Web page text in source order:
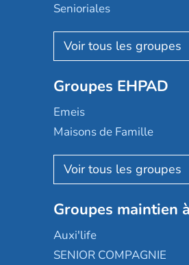
Senioriales
Nohée
Les Résidentiels
Mobicap
Domusvi
Happy Senior
Aquarelia
Nexity edenea
Les jardins d'Arcadie
Occitalia
Appartseniors
Groupes EHPAD
Emeis
Maisons de Famille
Korian
Emera
Groupe SOS
Le Noble Âge
Almage
Groupes maintien
Auxi'life
SENIOR COMPAGNIE